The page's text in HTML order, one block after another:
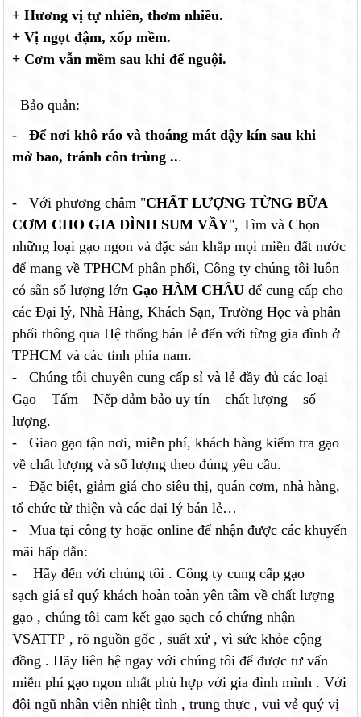
+ Hương vị tự nhiên, thơm nhiều.
+ Vị ngọt đậm, xốp mềm.
+ Cơm vẫn mềm sau khi để nguội.
Bảo quản:
- Để nơi khô ráo và thoáng mát đậy kín sau khi
mở bao, tránh côn trùng ...
- Với phương châm "CHẤT LƯỢNG TỪNG BỮA
CƠM CHO GIA ĐÌNH SUM VẦY", Tìm và Chọn
những loại gạo ngon và đặc sản khắp mọi miền đất nước
để mang về TPHCM phân phối, Công ty chúng tôi luôn
có sẵn số lượng lớnGạo HÀM CHÂU để cung cấp cho
các Đại lý, Nhà Hàng, Khách Sạn, Trường Học và phân
phối thông qua Hệ thống bán lẻ đến với từng gia đình ở
TPHCM và các tỉnh phía nam.
- Chúng tôi chuyên cung cấp sỉ và lẻ đầy đủ các loại
Gạo – Tấm – Nếp đảm bảo uy tín – chất lượng – số
lượng.
- Giao gạo tận nơi, miễn phí, khách hàng kiểm tra gạo
về chất lượng và số lượng theo đúng yêu cầu.
- Đặc biệt, giảm giá cho siêu thị, quán cơm, nhà hàng,
tổ chức từ thiện và các đại lý bán lẻ…
- Mua tại công ty hoặc online để nhận được các khuyến
mãi hấp dẫn:
- Hãy đến với chúng tôi . Công ty cung cấp gạo
sạch giá sỉ quý khách hoàn toàn yên tâm về chất lượng
gạo , chúng tôi cam kết gạo sạch có chứng nhận
VSATTP , rõ nguồn gốc , suất xứ , vì sức khỏe cộng
đồng . Hãy liên hệ ngay với chúng tôi để được tư vấn
miễn phí gạo ngon nhất phù hợp với gia đình mình . Với
đội ngũ nhân viên nhiệt tình , trung thực , vui vẻ quý vị